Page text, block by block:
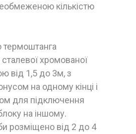
кількістю
термоштанга
хромованої
від 1,5 до 3м, з
на одному кінці і
для підключення
на іншому.
розміщено від 2 до 4